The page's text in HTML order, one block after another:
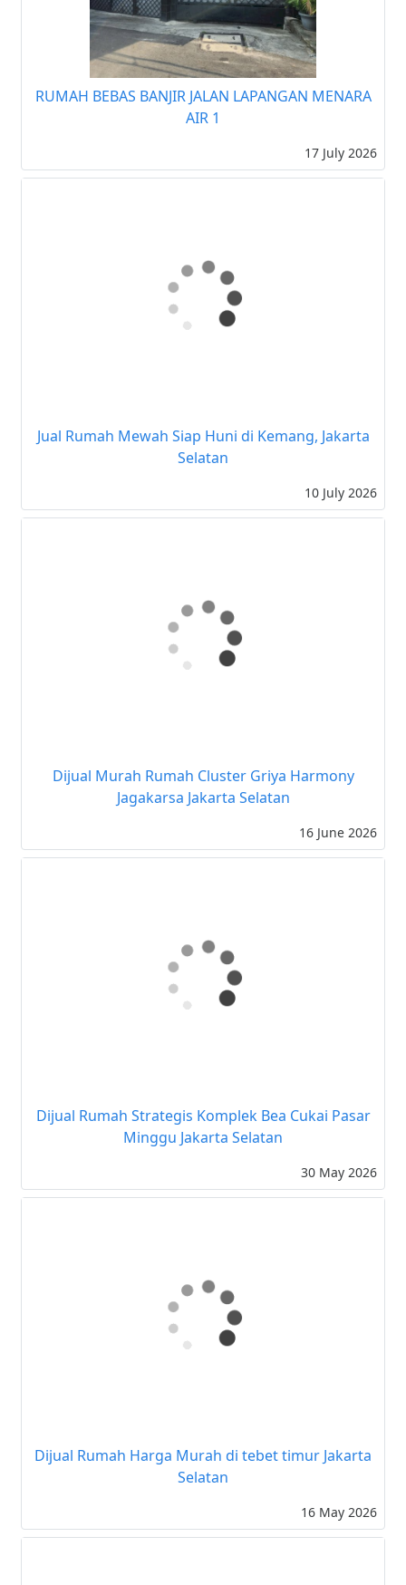
RUMAH BEBAS BANJIR JALAN LAPANGAN MENARA
AIR 1
17 July 2026
Jual Rumah Mewah Siap Huni di Kemang, Jakarta
Dijual Murah Rumah Cluster Griya Harmony
Jagakarsa Jakarta Selatan
Dijual Rumah Harga Murah di tebet timur Jakarta
Selatan